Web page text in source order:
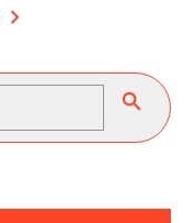
chevron_right